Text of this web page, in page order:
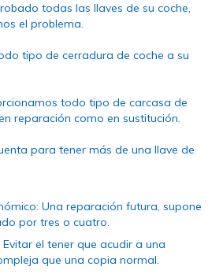
todas las llaves de su coche,
el problema.
tipo de cerradura de coche a su
todo tipo de carcasa de
reparación como en sustitución.
para tener más de una llave de
Una reparación futura, supone
por tres o cuatro.
el tener que acudir a una
que una copia normal.